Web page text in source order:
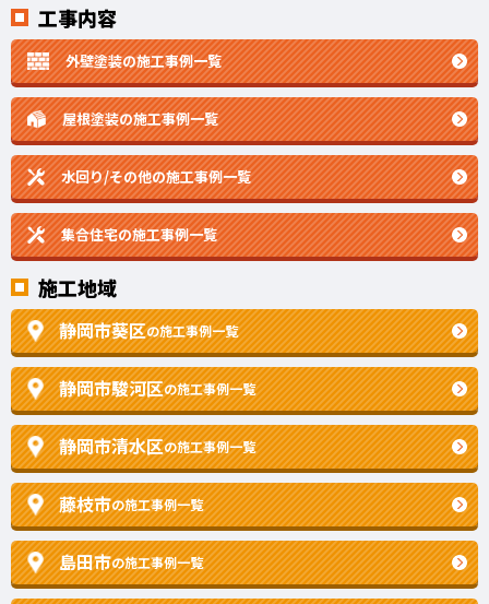
工事内容
外壁塗装の施工事例一覧
屋根塗装の施工事例一覧
水回り/その他の施工事例一覧
集合住宅の施工事例一覧
施工地域
静岡市葵区の施工事例一覧
静岡市駿河区の施工事例一覧
静岡市清水区の施工事例一覧
藤枝市の施工事例一覧
島田市の施工事例一覧